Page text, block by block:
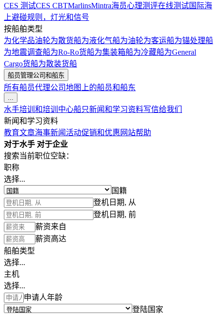
CES 测试CES CBTMarlinsMintra海员心理测评在线测试国际海
上避碰规则，灯光和信号
按船舶类型
为化学品油轮为散货船为液化气船为油轮为客运船为锚处理船
为地震调查船为Ro-Ro货船为集装箱船为冷藏船为General
Cargo货船为散装货船
船员管理公司和船东
所有船员代理公司地图上的船员和船东
...
水手培训和培训中心船只新闻和学习资料写信给我们
新闻和学习资料
教育文章海事新闻活动促销和优惠 网站帮助
对于水手 对于企业
搜索当前职位空缺：
职称
选择...
国籍
登机日期, 从
登机日期, 前
薪资来自
薪资高达
船舶类型
选择...
主机
选择...
申请人年龄
登陆国家